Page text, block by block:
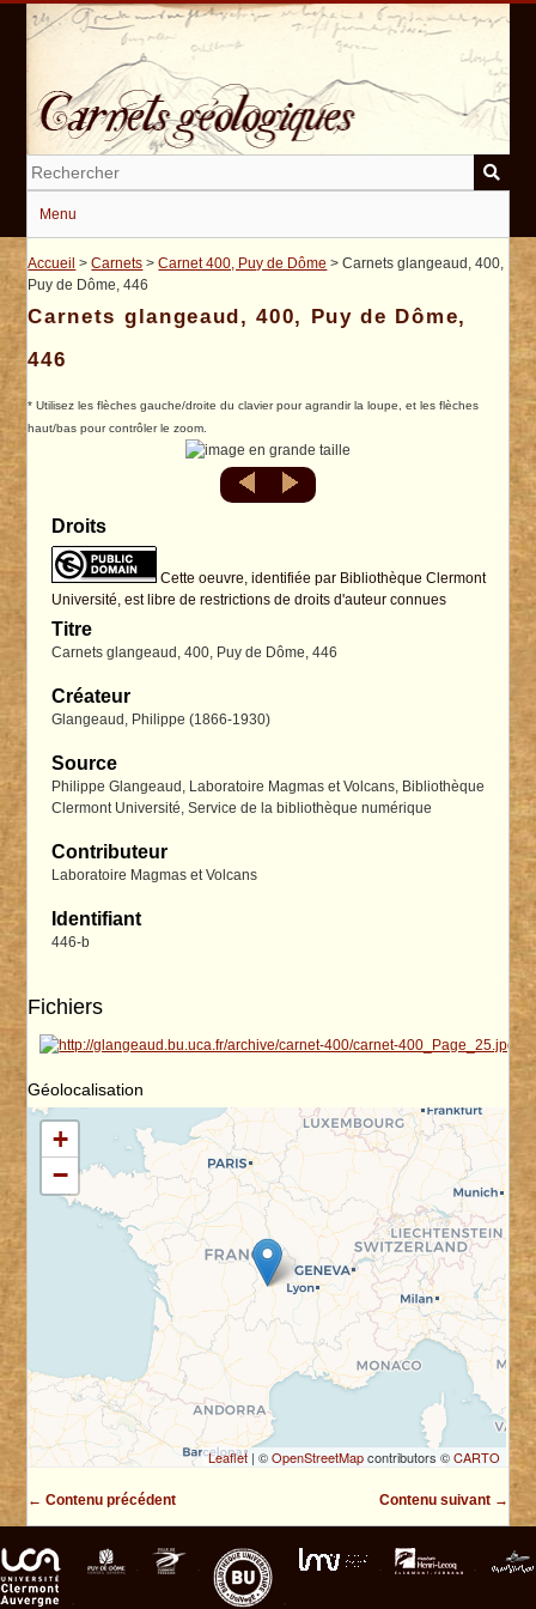
Passer
Menu
Accueil >Carnets >Carnet 400, Puy de Dôme > Carnets glangeaud, 400,
Puy de Dôme, 446
Carnets glangeaud, 400, Puy de Dôme,
446
* Utilisez les flèches gauche/droite du clavier pour agrandir la loupe, et les flèches
haut/bas pour contrôler le zoom.
Droits
Cette oeuvre, identifiée par Bibliothèque Clermont
Université, est libre de restrictions de droits d'auteur connues
Titre
Carnets glangeaud, 400, Puy de Dôme, 446
Créateur
Glangeaud, Philippe (1866-1930)
Source
Philippe Glangeaud, Laboratoire Magmas et Volcans, Bibliothèque
Clermont Université, Service de la bibliothèque numérique
Contributeur
Laboratoire Magmas et Volcans
Identifiant
446-b
Fichiers
Géolocalisation
+
−
Leaflet | ©OpenStreetMapcontributors ©CARTO
← Contenu précédent Contenu suivant →